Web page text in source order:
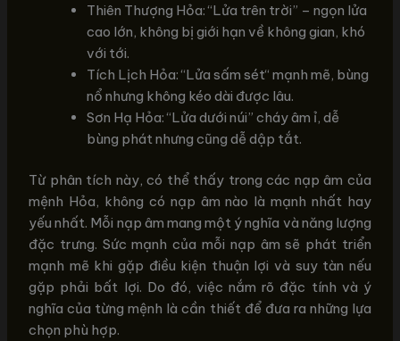
Thiên Thượng Hỏa: “Lửa trên trời” – ngọn lửa
cao lớn, không bị giới hạn về không gian, khó
với tới.
Tích Lịch Hỏa: “Lửa sấm sét“ mạnh mẽ, bùng
nổ nhưng không kéo dài được lâu.
Sơn Hạ Hỏa: “Lửa dưới núi” cháy âm ỉ, dễ
bùng phát nhưng cũng dễ dập tắt.
Từ phân tích này, có thể thấy trong các nạp âm của
mệnh Hỏa, không có nạp âm nào là mạnh nhất hay
yếu nhất. Mỗi nạp âm mang một ý nghĩa và năng lượng
đặc trưng. Sức mạnh của mỗi nạp âm sẽ phát triển
mạnh mẽ khi gặp điều kiện thuận lợi và suy tàn nếu
gặp phải bất lợi. Do đó, việc nắm rõ đặc tính và ý
nghĩa của từng mệnh là cần thiết để đưa ra những lựa
chọn phù hợp.